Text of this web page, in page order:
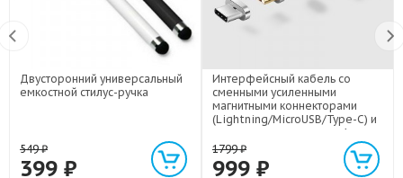
Двусторонний универсальный
емкостной стилус-ручка
549₽
399 ₽
Интерфейсный кабель со
сменными усиленными
магнитными коннекторами
(Lightning/MicroUSB/Type-C) и
световым индикатором 1м
1799₽
999 ₽